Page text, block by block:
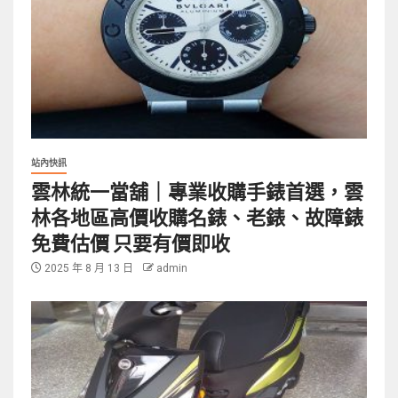
站內快訊
雲林統一當舖｜專業收購手錶首選，雲
林各地區高價收購名錶、老錶、故障錶
免費估價 只要有價即收
2025 年 8 月 13 日 admin